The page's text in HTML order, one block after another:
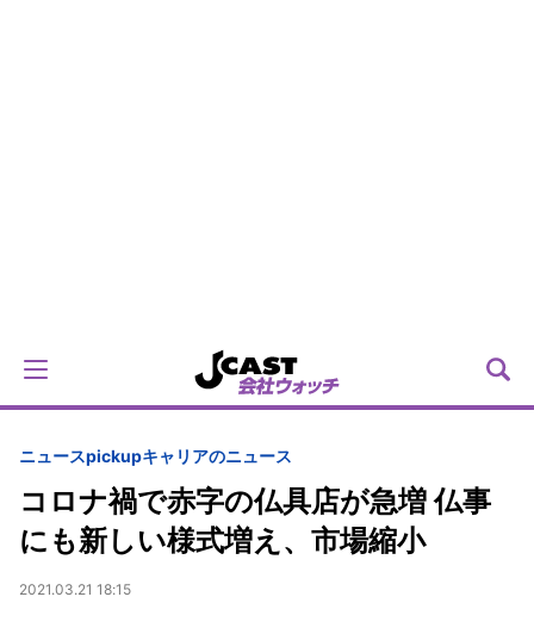
ニュースpickupキャリアのニュース
コロナ禍で赤字の仏具店が急増 仏事
にも新しい様式増え、市場縮小
2021.03.21 18:15